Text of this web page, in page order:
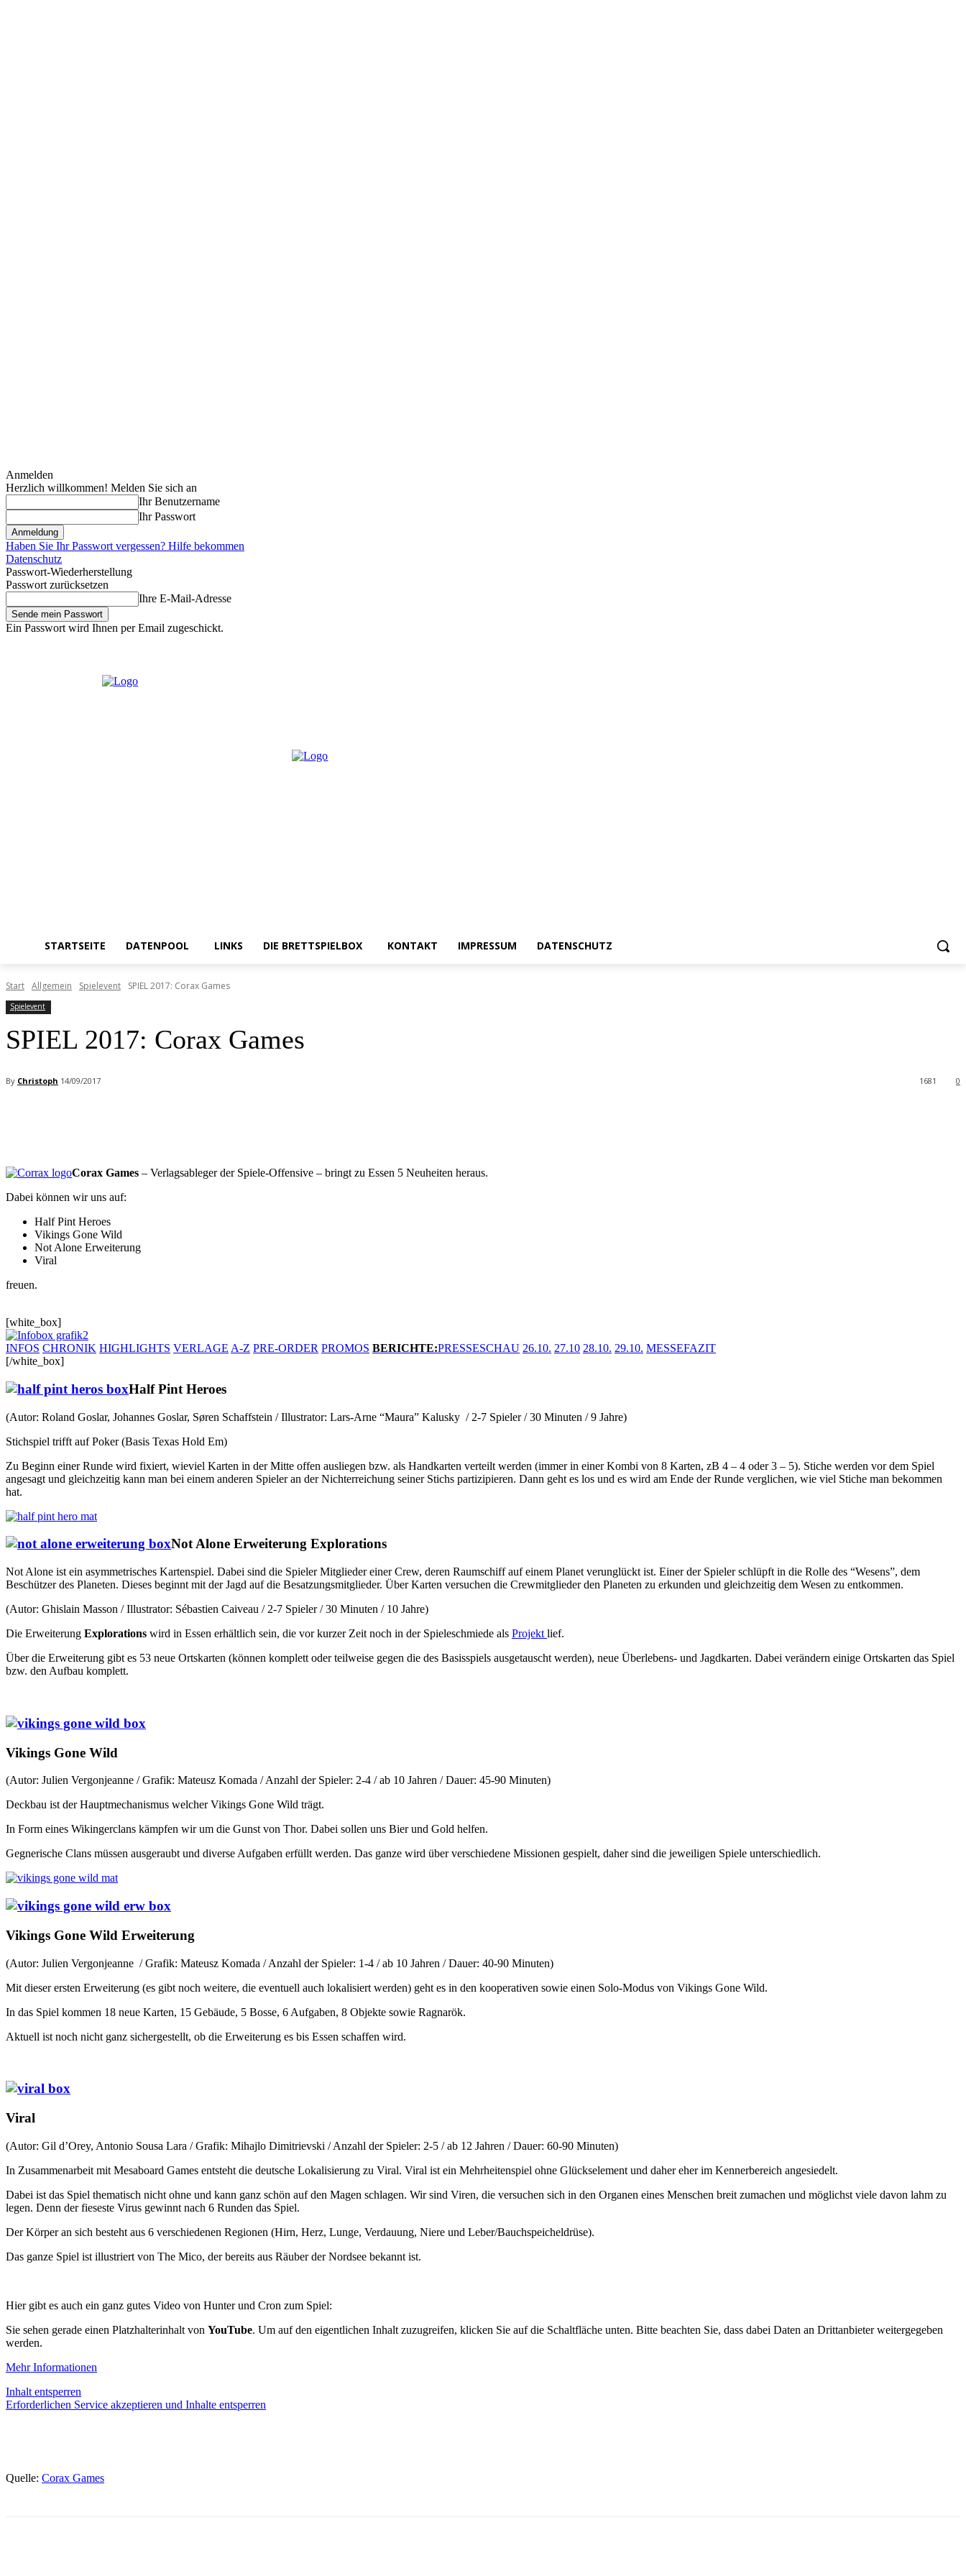
Anmelden
Herzlich willkommen! Melden Sie sich an
Ihr Benutzername
Ihr Passwort
Haben Sie Ihr Passwort vergessen? Hilfe bekommen
Datenschutz
Passwort-Wiederherstellung
Passwort zurücksetzen
Ihre E-Mail-Adresse
Ein Passwort wird Ihnen per Email zugeschickt.
STARTSEITE DATENPOOL LINKS DIE BRETTSPIELBOX KONTAKT IMPRESSUM DATENSCHUTZ
Start Allgemein Spielevent SPIEL 2017: Corax Games
Spielevent
SPIEL 2017: Corax Games
By Christoph 14/09/2017 0
1681
Corax Games – Verlagsableger der Spiele-Offensive – bringt zu Essen 5 Neuheiten heraus.
Dabei können wir uns auf:
Half Pint Heroes
Vikings Gone Wild
Not Alone Erweiterung
Viral
freuen.
[white_box]
INFOS CHRONIK HIGHLIGHTS VERLAGE A-Z PRE-ORDER PROMOS BERICHTE:PRESSESCHAU 26.10. 27.10 28.10. 29.10. MESSEFAZIT
[/white_box]
Half Pint Heroes
(Autor: Roland Goslar, Johannes Goslar, Søren Schaffstein / Illustrator: Lars-Arne “Maura” Kalusky / 2-7 Spieler / 30 Minuten / 9 Jahre)
Stichspiel trifft auf Poker (Basis Texas Hold Em)
Zu Beginn einer Runde wird fixiert, wieviel Karten in der Mitte offen ausliegen bzw. als Handkarten verteilt werden (immer in einer Kombi von 8 Karten, zB 4 – 4 oder 3 – 5). Stiche werden vor dem Spiel
angesagt und gleichzeitig kann man bei einem anderen Spieler an der Nichterreichung seiner Stichs partizipieren. Dann geht es los und es wird am Ende der Runde verglichen, wie viel Stiche man bekommen
hat.
Not Alone Erweiterung Explorations
Not Alone ist ein asymmetrisches Kartenspiel. Dabei sind die Spieler Mitglieder einer Crew, deren Raumschiff auf einem Planet verunglückt ist. Einer der Spieler schlüpft in die Rolle des “Wesens”, dem
Beschützer des Planeten. Dieses beginnt mit der Jagd auf die Besatzungsmitglieder. Über Karten versuchen die Crewmitglieder den Planeten zu erkunden und gleichzeitig dem Wesen zu entkommen.
(Autor: Ghislain Masson / Illustrator: Sébastien Caiveau / 2-7 Spieler / 30 Minuten / 10 Jahre)
Die Erweiterung Explorations wird in Essen erhältlich sein, die vor kurzer Zeit noch in der Spieleschmiede als Projekt lief.
Über die Erweiterung gibt es 53 neue Ortskarten (können komplett oder teilweise gegen die des Basisspiels ausgetauscht werden), neue Überlebens- und Jagdkarten. Dabei verändern einige Ortskarten das Spiel
bzw. den Aufbau komplett.
Vikings Gone Wild
(Autor: Julien Vergonjeanne / Grafik: Mateusz Komada / Anzahl der Spieler: 2-4 / ab 10 Jahren / Dauer: 45-90 Minuten)
Deckbau ist der Hauptmechanismus welcher Vikings Gone Wild trägt.
In Form eines Wikingerclans kämpfen wir um die Gunst von Thor. Dabei sollen uns Bier und Gold helfen.
Gegnerische Clans müssen ausgeraubt und diverse Aufgaben erfüllt werden. Das ganze wird über verschiedene Missionen gespielt, daher sind die jeweiligen Spiele unterschiedlich.
Vikings Gone Wild Erweiterung
(Autor: Julien Vergonjeanne / Grafik: Mateusz Komada / Anzahl der Spieler: 1-4 / ab 10 Jahren / Dauer: 40-90 Minuten)
Mit dieser ersten Erweiterung (es gibt noch weitere, die eventuell auch lokalisiert werden) geht es in den kooperativen sowie einen Solo-Modus von Vikings Gone Wild.
In das Spiel kommen 18 neue Karten, 15 Gebäude, 5 Bosse, 6 Aufgaben, 8 Objekte sowie Ragnarök.
Aktuell ist noch nicht ganz sichergestellt, ob die Erweiterung es bis Essen schaffen wird.
Viral
(Autor: Gil d’Orey, Antonio Sousa Lara / Grafik: Mihajlo Dimitrievski / Anzahl der Spieler: 2-5 / ab 12 Jahren / Dauer: 60-90 Minuten)
In Zusammenarbeit mit Mesaboard Games entsteht die deutsche Lokalisierung zu Viral. Viral ist ein Mehrheitenspiel ohne Glückselement und daher eher im Kennerbereich angesiedelt.
Dabei ist das Spiel thematisch nicht ohne und kann ganz schön auf den Magen schlagen. Wir sind Viren, die versuchen sich in den Organen eines Menschen breit zumachen und möglichst viele davon lahm zu
legen. Denn der fieseste Virus gewinnt nach 6 Runden das Spiel.
Der Körper an sich besteht aus 6 verschiedenen Regionen (Hirn, Herz, Lunge, Verdauung, Niere und Leber/Bauchspeicheldrüse).
Das ganze Spiel ist illustriert von The Mico, der bereits aus Räuber der Nordsee bekannt ist.
Hier gibt es auch ein ganz gutes Video von Hunter und Cron zum Spiel:
Sie sehen gerade einen Platzhalterinhalt von YouTube. Um auf den eigentlichen Inhalt zuzugreifen, klicken Sie auf die Schaltfläche unten. Bitte beachten Sie, dass dabei Daten an Drittanbieter weitergegeben
werden.
Mehr Informationen
Inhalt entsperren
Erforderlichen Service akzeptieren und Inhalte entsperren
Quelle: Corax Games